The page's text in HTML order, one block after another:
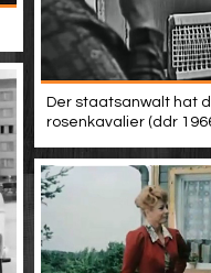
Der staatsanwalt hat
rosenkavalier (ddr